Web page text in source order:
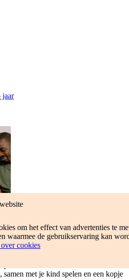
om het effect van advertenties te
waarmee de gebruikservaring kan
cookies
jaar
in Eemnes, Loosdrecht en op de
deze ochtenden kunnen ouders en
samen met je kind spelen en een kopje